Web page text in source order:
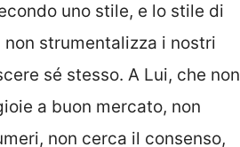
uno stile, e lo stile di
strumentalizza i nostri
sé stesso. A Lui, che non
a buon mercato, non
non cerca il consenso,